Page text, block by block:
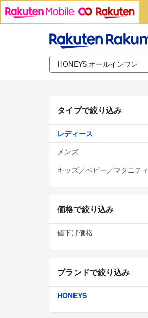
タイプで絞り込み
レディース
メンズ
キッズ／ベビー／マタニティ
価格で絞り込み
値下げ価格
ブランドで絞り込み
HONEYS